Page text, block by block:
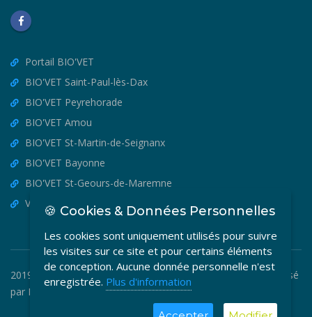
Portail BIO'VET
BIO'VET Saint-Paul-lès-Dax
BIO'VET Peyrehorade
BIO'VET Amou
BIO'VET St-Martin-de-Seignanx
BIO'VET Bayonne
BIO'VET St-Geours-de-Maremne
VET'OSTEO
2019-2026 © BIO'VET - Copyright Tous Droits Réservés. Réalisé
par MEDIA VETO
🍪 Cookies & Données Personnelles
Les cookies sont uniquement utilisés pour suivre
les visites sur ce site et pour certains éléments
de conception. Aucune donnée personnelle n'est
enregistrée. Plus d'information